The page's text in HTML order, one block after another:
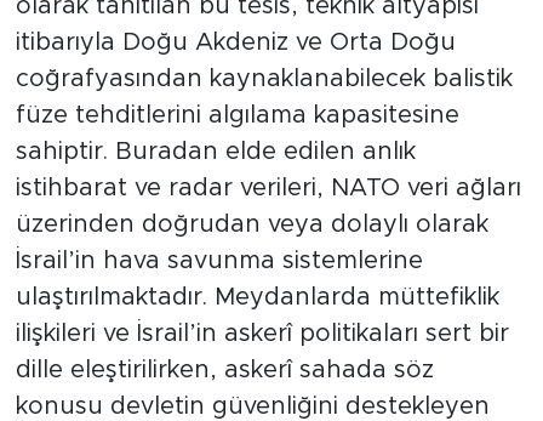
olarak tanıtılan bu tesis, teknik altyapısı
itibarıyla Doğu Akdeniz ve Orta Doğu
coğrafyasından kaynaklanabilecek balistik
füze tehditlerini algılama kapasitesine
sahiptir. Buradan elde edilen anlık
istihbarat ve radar verileri, NATO veri ağları
üzerinden doğrudan veya dolaylı olarak
İsrail’in hava savunma sistemlerine
ulaştırılmaktadır. Meydanlarda müttefiklik
ilişkileri ve İsrail’in askerî politikaları sert bir
dille eleştirilirken, askerî sahada söz
konusu devletin güvenliğini destekleyen